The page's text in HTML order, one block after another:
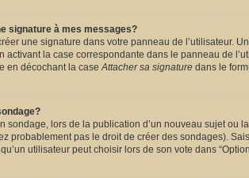
signature à mes messages?
une signature dans votre panneau de l’utilisateur.
activant la case correspondante dans le panneau de
en décochant la caseAttacher sa signature dans le
sondage, lors de la publication d’un nouveau sujet
probablement pas le droit de créer des sondages).
utilisateur peut choisir lors de son vote dans